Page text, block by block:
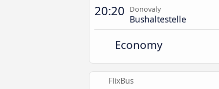
20:20 Donovaly
Bushaltestelle
Economy
FlixBus